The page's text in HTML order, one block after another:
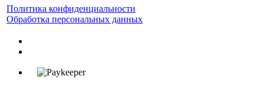
Политика конфиденциальности
Обработка персональных данных